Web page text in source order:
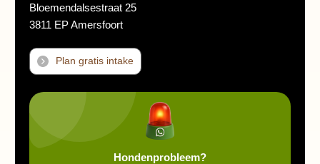
Bloemendalsestraat 25
3811 EP Amersfoort
Plan gratis intake
Hondenprobleem?